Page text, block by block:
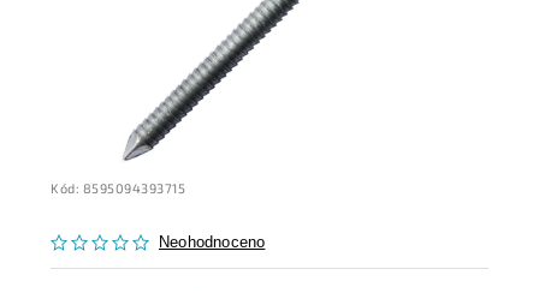
Kód: 8595094393715
Neohodnoceno